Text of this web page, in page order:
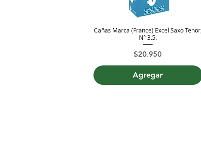
Vista rápida
Cañas Marca (France) Excel Saxo Tenor,
N° 3.5.
Precio
$20.950
Agregar